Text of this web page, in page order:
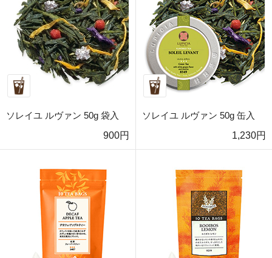
ソレイユ ルヴァン 50g 袋入
900円
ソレイユ ルヴァン 50g 缶入
1,230円